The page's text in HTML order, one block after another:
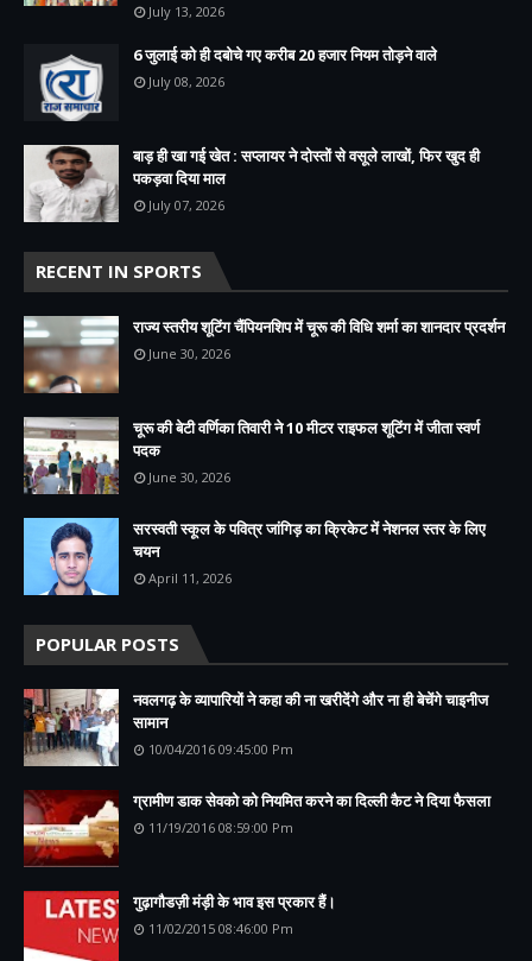
July 13, 2026
6 जुलाई को ही दबोचे गए करीब 20 हजार नियम तोड़ने वाले
July 08, 2026
बाड़ ही खा गई खेत : सप्लायर ने दोस्तों से वसूले लाखों, फिर खुद ही
पकड़वा दिया माल
July 07, 2026
RECENT IN SPORTS
राज्य स्तरीय शूटिंग चैंपियनशिप में चूरू की विधि शर्मा का शानदार प्रदर्शन
June 30, 2026
चूरू की बेटी वर्णिका तिवारी ने 10 मीटर राइफल शूटिंग में जीता स्वर्ण
पदक
June 30, 2026
सरस्वती स्कूल के पवित्र जांगिड़ का क्रिकेट में नेशनल स्तर के लिए
चयन
April 11, 2026
POPULAR POSTS
नवलगढ़ के व्यापारियों ने कहा की ना खरीदेंगे और ना ही बेचेंगे चाइनीज
सामान
10/04/2016 09:45:00 Pm
ग्रामीण डाक सेवको को नियमित करने का दिल्ली कैट ने दिया फैसला
11/19/2016 08:59:00 Pm
गुढ़ागौडज़ी मंड़ी के भाव इस प्रकार हैं।
11/02/2015 08:46:00 Pm